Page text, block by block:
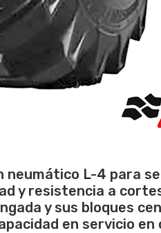
neumático L-4 para
y resistencia a
y sus bloques
en servicio en